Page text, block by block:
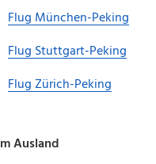
Flug München-Peking
Flug Stuttgart-Peking
Flug Zürich-Peking
Ausland